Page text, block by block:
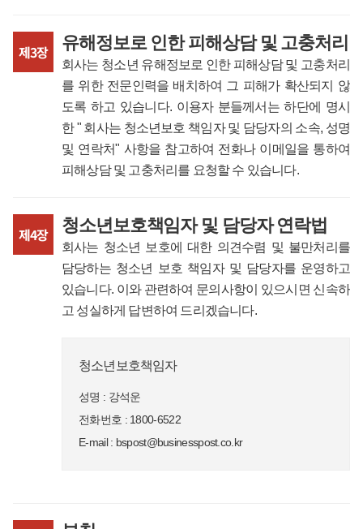
제3장 유해정보로 인한 피해상담 및 고충처리
회사는 청소년 유해정보로 인한 피해상담 및 고충처리
를 위한 전문인력을 배치하여 그 피해가 확산되지 않
도록 하고 있습니다. 이용자 분들께서는 하단에 명시
한 " 회사는 청소년보호 책임자 및 담당자의 소속, 성명
및 연락처" 사항을 참고하여 전화나 이메일을 통하여
피해상담 및 고충처리를 요청할 수 있습니다.
제4장 청소년보호책임자 및 담당자 연락법
회사는 청소년 보호에 대한 의견수렴 및 불만처리를
담당하는 청소년 보호 책임자 및 담당자를 운영하고
있습니다. 이와 관련하여 문의사항이 있으시면 신속하
고 성실하게 답변하여 드리겠습니다.
청소년보호책임자
성명 : 강석운
전화번호 : 1800-6522
E-mail : bspost@businesspost.co.kr